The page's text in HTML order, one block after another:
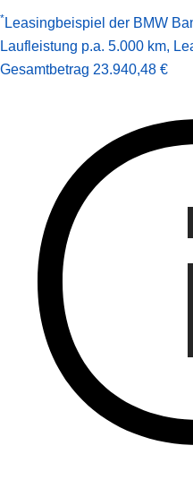
* Leasingbeispiel der BMW
Laufleistung p.a. 5.000 km,
Gesamt­betrag 23.940,48 €